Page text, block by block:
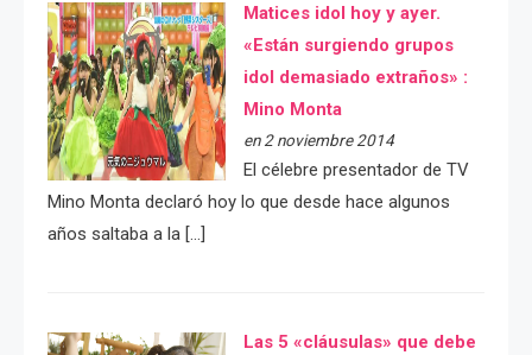
Matices idol hoy y ayer.
«Están surgiendo grupos
idol demasiado extraños» :
Mino Monta
en 2 noviembre 2014
El célebre presentador de TV
Mino Monta declaró hoy lo que desde hace algunos
años saltaba a la […]
Las 5 «cláusulas» que debe